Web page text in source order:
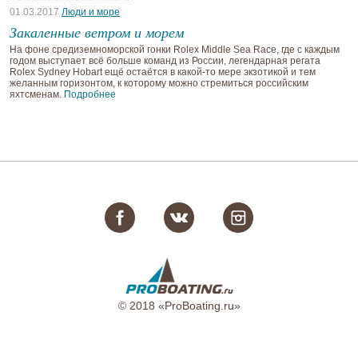
01.03.2017 Люди и море
Закаленные ветром и морем
На фоне средиземноморской гонки Rolex Middle Sea Race, где с каждым
годом выступает всё больше команд из России, легендарная регата
Rolex Sydney Hobart ещё остаётся в какой-то мере экзотикой и тем
желанным горизонтом, к которому можно стремиться российским
яхтсменам. Подробнее
© 2018 «ProBoating.ru»